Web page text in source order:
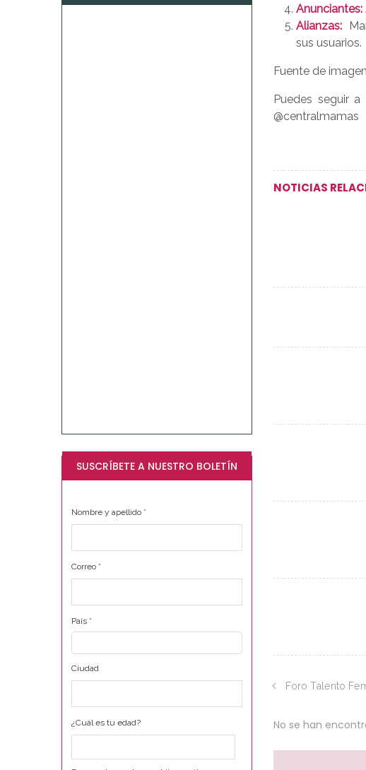
Anunciantes:
Alianzas:
sus usuarios.
Fuente de
Puedes seguir
@centralmamas
NOTICIAS
Foro Talento
No se han
SUSCRÍBETE A NUESTRO BOLETÍN
Nombre y apellido *
Correo *
País *
Ciudad
¿Cuál es tu edad?